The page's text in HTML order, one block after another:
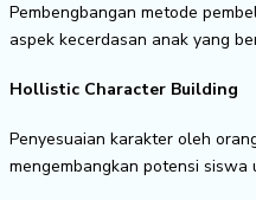
Pembengbangan metode
aspek kecerdasan anak yang
Hollistic Character Building
Penyesuaian karakter oleh
mengembangkan potensi siswa